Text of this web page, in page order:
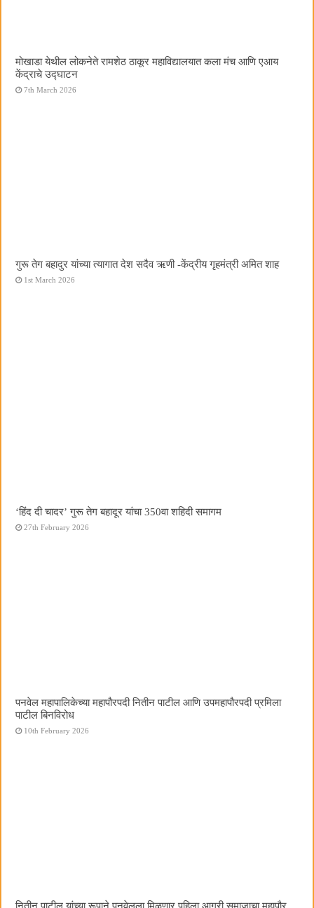
मोखाडा येथील लोकनेते रामशेठ ठाकूर महाविद्यालयात कला मंच आणि एआय
केंद्राचे उद्घाटन
7th March 2026
गुरू तेग बहादुर यांच्या त्यागात देश सदैव ऋणी -केंद्रीय गृहमंत्री अमित शाह
1st March 2026
‘हिंद दी चादर’ गुरू तेग बहादूर यांचा 350वा शहिदी समागम
27th February 2026
पनवेल महापालिकेच्या महापौरपदी नितीन पाटील आणि उपमहापौरपदी प्रमिला
पाटील बिनविरोध
10th February 2026
नितीन पाटील यांच्या रूपाने पनवेलला मिळणार पहिला आगरी समाजाचा महापौर